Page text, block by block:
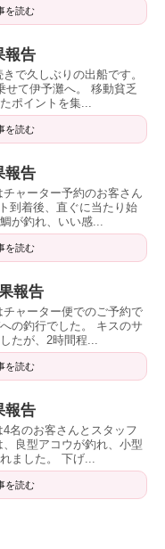
を読む
報告
で久しぶりの出船です。
せて伊予灘へ。 移動貧乏
ポイントを集...
を読む
報告
ャーター予約のお客さん
到着後、直ぐに当たり始
が釣れ、いい感...
を読む
報告
ャーター便でのご予約で
の釣行でした。 キスのサ
たが、2時間程...
を読む
報告
名のお客さんとスタッフ
良型アコウが釣れ、小型
ました。 下げ...
を読む